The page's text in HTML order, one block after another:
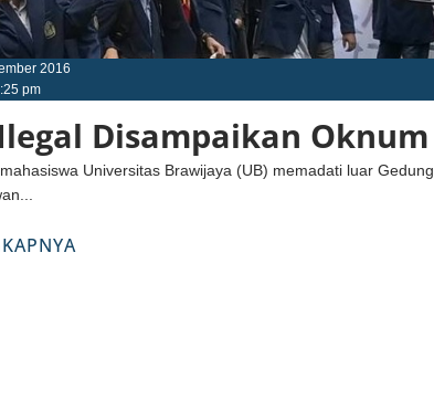
2016
pm
Disampaikan Oknum
Universitas Brawijaya (UB) memadati luar Gedung